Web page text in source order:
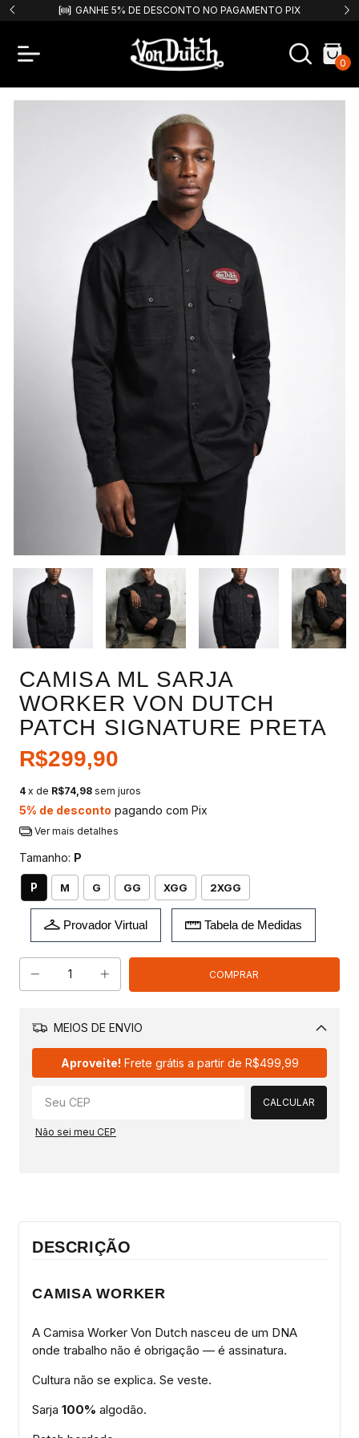
FRETE GRÁTIS PARA COMPRAS ACIMA DE R$499,99!
0
CAMISA ML SARJA
WORKER VON DUTCH
PATCH SIGNATURE PRETA
R$299,90
4 x de R$74,98 sem juros
5% de desconto pagando com Pix
Ver mais detalhes
Tamanho: P
P M G GG XGG 2XGG
Provador Virtual Tabela de Medidas
MEIOS DE ENVIO
Aproveite! Frete grátis a partir de R$499,99
CALCULAR
Não sei meu CEP
DESCRIÇÃO
CAMISA WORKER
A Camisa Worker Von Dutch nasceu de um DNA
onde trabalho não é obrigação — é assinatura.
Cultura não se explica. Se veste.
Sarja 100% algodão.